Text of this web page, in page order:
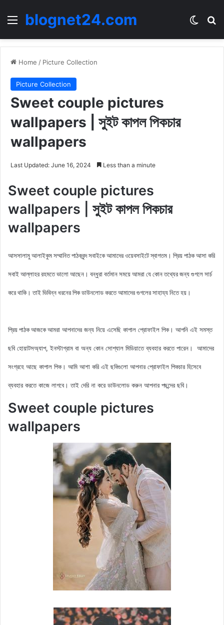
Menublognet24.com
Home / Picture Collection
Picture Collection
Sweet couple pictures
wallpapers | সুইট কাপল পিকচার
wallpapers
Last Updated: June 16, 2024 Less than a minute
Sweet couple pictures
wallpapers | সুইট কাপল পিকচার
wallpapers
আসসালামু আলাইকুম সম্মানিত পাঠকবৃন্দ সবাইকে আমাদের ওয়েবসাইটে স্বাগতম। প্রিয় পাঠক আসা করি
সবাই আল্লাহর রহমতে ভালো আছেন। বন্ধুরা বর্তমান সময়ে আমরা যে কোন তথ্যের জন্য গুগলে সার্চ
করে থাকি। তাই ভিবিন্ন ধরনের পিক ডাউনলোড করতে আমাদের গুগলের সাহায্য নিতে হয়।
প্রিয় পাঠক আজকেআমরা আপনাদের জন্য নিয়ে এসেছি কাপাল প্রোফাইল পিক। আপনি এই সমস্ত
ছবি হোয়াটসঅ্যাপ, ইনস্টাগ্রাম বা অন্য কোন সোশ্যাল মিডিয়াতে ব্যবহার করতে পারেন। আমাদের
সংগ্রহে আছে কাপাল পিক। আমি আশা করি এই ছবিগুলো আপনার প্রোফাইল পিকচার হিসেবে
ব্যবহার করতে কাজে লাগবে। তাই দেরি না করে ডাউনলোড করুন আপনার পছন্দের ছবি।
Sweet couple pictures
wallpapers